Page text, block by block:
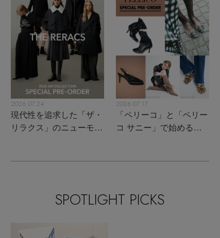
チャーム・ストラップ
その他(傘・ハンカチ・時計など)
EDITOR'S CLOSET
メルマガ PICKUP
PERSONAL COLOR
エディター厳選ギフト
2026.07.24
現代性を追求した「ザ・
リラクス」のニューモダ
2026.07.17
「ペリーコ」と「ペリー
コ サニー」で始める秋
SPOTLIGHT PICKS